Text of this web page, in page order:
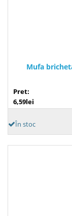
Mufa
Pret:
6,59lei
În stoc